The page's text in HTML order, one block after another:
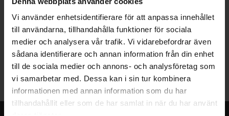
Vi använder enhetsidentifierare för att anpassa innehållet
till användarna, tillhandahålla funktioner för sociala
medier och analysera vår trafik. Vi vidarebefordrar även
sådana identifierare och annan information från din enhet
till de sociala medier och annons- och analysföretag som
vi samarbetar med. Dessa kan i sin tur kombinera
informationen med annan information som du har
tillhandahållit eller som de har samlat in när du har använt
Läs mer om att jobba på electrokit
Lagerbutik i Malmö
Välkommen till vår nya lagerbutik i Malmö. Öppettider: vardagar